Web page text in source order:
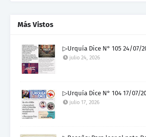
Más Vistos
▷Urquía Dice N° 105 24/07/
julio 24, 2026
▷Urquía Dice N° 104 17/07/
julio 17, 2026